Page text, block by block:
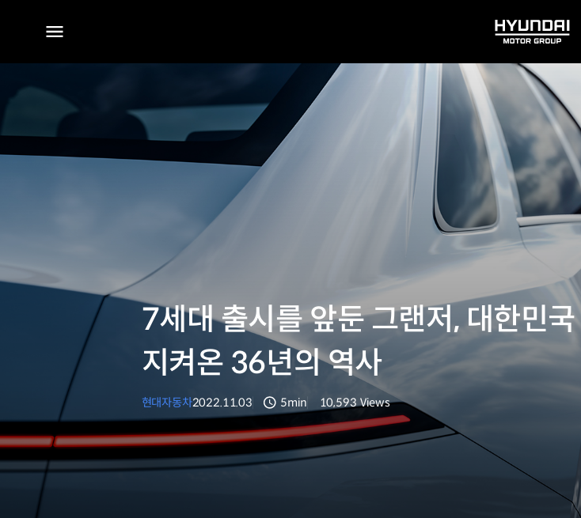
전체
HYUNDAI
MOTOR
GROUP
7세대 출시를 앞둔 그랜저, 대한민
지켜온 36년의 역사
현대자동차2022.11.03
분량
5min
조회수
10,593 Views